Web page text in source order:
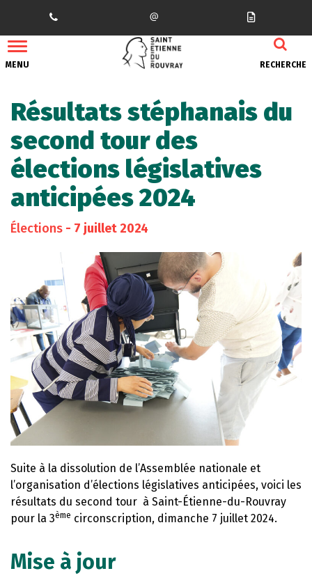
MENU RECHERCHE
Résultats stéphanais du
second tour des
élections législatives
anticipées 2024
Élections - 7 juillet 2024
Suite à la dissolution de l’Assemblée nationale et
l’organisation d’élections législatives anticipées, voici les
résultats du second tour à Saint-Étienne-du-Rouvray
pour la 3ème circonscription, dimanche 7 juillet 2024.
Mise à jour